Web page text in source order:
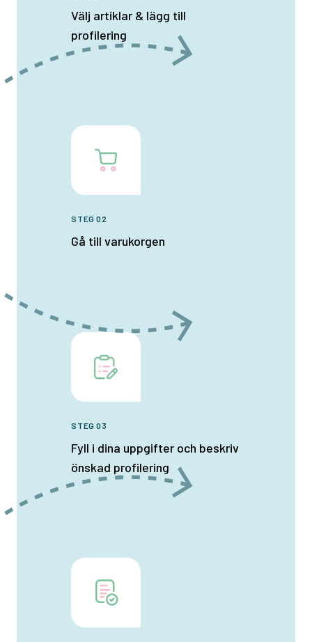
Välj artiklar & lägg till
profilering
STEG 02
Gå till varukorgen
STEG 03
Fyll i dina uppgifter och beskriv
önskad profilering